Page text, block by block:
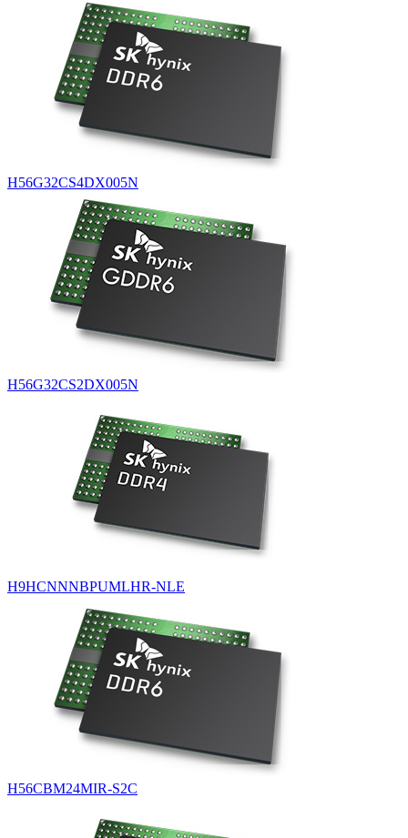
H56G32CS4DX005N
H56G32CS2DX005N
H9HCNNNBPUMLHR-NLE
H56CBM24MIR-S2C